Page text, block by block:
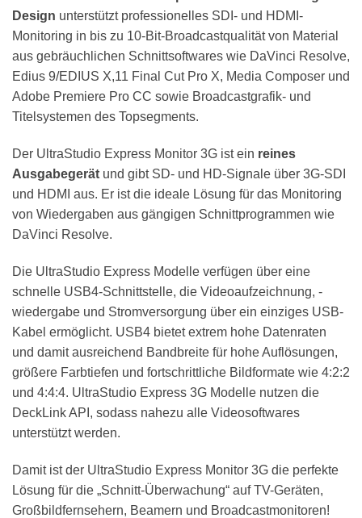
Design unterstützt professionelles SDI- und HDMI-
Monitoring in bis zu 10-Bit-Broadcastqualität von Material
aus gebräuchlichen Schnittsoftwares wie DaVinci Resolve,
Edius 9/EDIUS X,11 Final Cut Pro X, Media Composer und
Adobe Premiere Pro CC sowie Broadcastgrafik- und
Titelsystemen des Topsegments.
Der UltraStudio Express Monitor 3G ist ein reines
Ausgabegerät und gibt SD- und HD-Signale über 3G-SDI
und HDMI aus. Er ist die ideale Lösung für das Monitoring
von Wiedergaben aus gängigen Schnittprogrammen wie
DaVinci Resolve.
Die UltraStudio Express Modelle verfügen über eine
schnelle USB4-Schnittstelle, die Videoaufzeichnung, -
wiedergabe und Stromversorgung über ein einziges USB-
Kabel ermöglicht. USB4 bietet extrem hohe Datenraten
und damit ausreichend Bandbreite für hohe Auflösungen,
größere Farbtiefen und fortschrittliche Bildformate wie 4:2:2
und 4:4:4. UltraStudio Express 3G Modelle nutzen die
DeckLink API, sodass nahezu alle Videosoftwares
unterstützt werden.
Damit ist der UltraStudio Express Monitor 3G die perfekte
Lösung für die „Schnitt-Überwachung“ auf TV-Geräten,
Großbildfernsehern, Beamern und Broadcastmonitoren!